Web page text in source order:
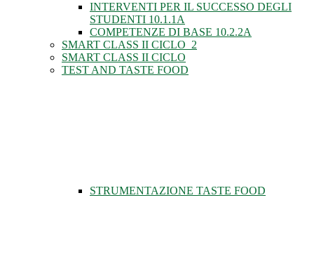
INTERVENTI PER IL SUCCESSO DEGLI
STUDENTI 10.1.1A
COMPETENZE DI BASE 10.2.2A
SMART CLASS II CICLO_2
SMART CLASS II CICLO
TEST AND TASTE FOOD
STRUMENTAZIONE TASTE FOOD